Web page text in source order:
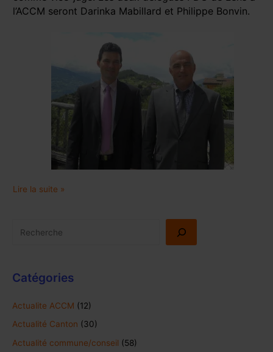
l’ACCM seront Darinka Mabillard et Philippe Bonvin.
Lire la suite »
Catégories
Actualite ACCM (12)
Actualité Canton (30)
Actualité commune/conseil (58)